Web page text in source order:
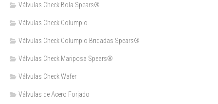
Válvulas Check Bola Spears®
Válvulas Check Columpio
Válvulas Check Columpio Bridadas Spears®
Válvulas Check Mariposa Spears®
Válvulas Check Wafer
Válvulas de Acero Forjado